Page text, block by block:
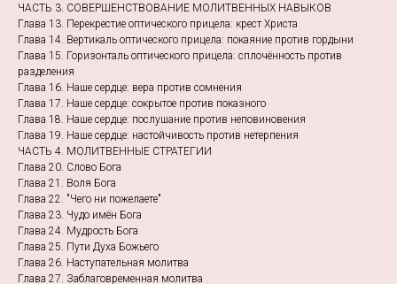
ЧАСТЬ 3. СОВЕРШЕНСТВОВАНИЕ МОЛИТВЕННЫХ НАВЫКОВ
Глава 13. Перекрестие оптического прицела: крест Христа
Глава 14. Вертикаль оптического прицела: покаяние против гордыни
Глава 15. Горизонталь оптического прицела: сплочённость против
разделения
Глава 16. Наше сердце: вера против сомнения
Глава 17. Наше сердце: сокрытое против показного
Глава 18. Наше сердце: послушание против неповиновения
Глава 19. Наше сердце: настойчивость против нетерпения
ЧАСТЬ 4. МОЛИТВЕННЫЕ СТРАТЕГИИ
Глава 20. Слово Бога
Глава 21. Воля Бога
Глава 22. "Чего ни пожелаете"
Глава 23. Чудо имён Бога
Глава 24. Мудрость Бога
Глава 25. Пути Духа Божьего
Глава 26. Наступательная молитва
Глава 27. Заблаговременная молитва